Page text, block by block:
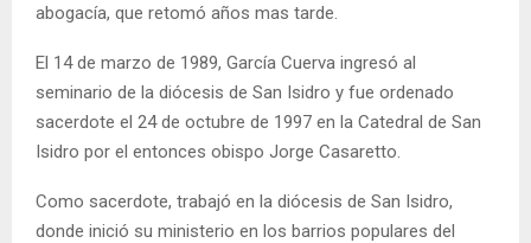
abogacía, que retomó años mas tarde.
El 14 de marzo de 1989, García Cuerva ingresó al
seminario de la diócesis de San Isidro y fue ordenado
sacerdote el 24 de octubre de 1997 en la Catedral de San
Isidro por el entonces obispo Jorge Casaretto.
Como sacerdote, trabajó en la diócesis de San Isidro,
donde inició su ministerio en los barrios populares del